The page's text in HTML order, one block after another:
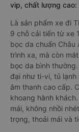
vip, chất lượng cao:
Là sản phẩm xe đi
9 chỗ cải tiến từ xe
bọc da chuẩn Châu
trình xa, mà còn
bọc da bình
đại như ti-vi, tủ lạnh
âm thanh cao cấp.
khoang hành
mái, không nhồi
trọng, thoải mái và